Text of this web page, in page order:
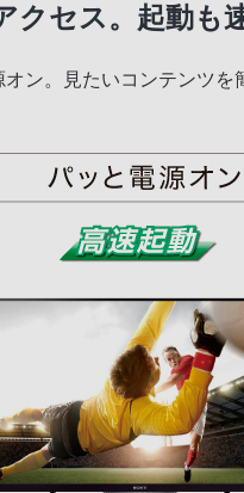
セス。起動も
ン。見たいコンテンツ